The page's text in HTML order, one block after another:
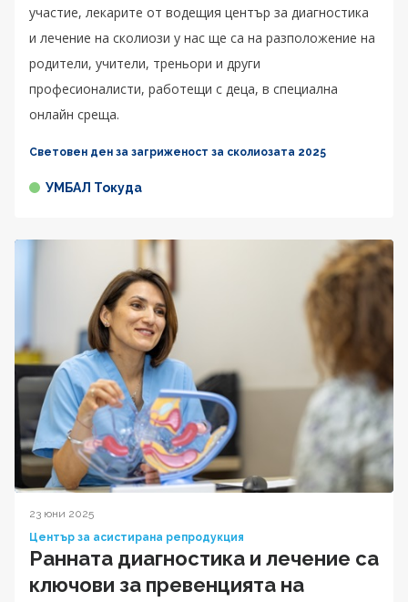
участие, лекарите от водещия център за диагностика
и лечение на сколиози у нас ще са на разположение на
родители, учители, треньори и други
професионалисти, работещи с деца, в специална
онлайн среща.
Световен ден за загриженост за сколиозата 2025
УМБАЛ Токуда
23 юни 2025
Център за асистирана репродукция
Ранната диагностика и лечение са
ключови за превенцията на